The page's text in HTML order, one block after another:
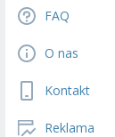
FAQ
O nas
Kontakt
Reklama